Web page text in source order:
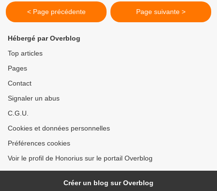
< Page précédente Page suivante >
Hébergé par Overblog
Top articles
Pages
Contact
Signaler un abus
C.G.U.
Cookies et données personnelles
Préférences cookies
Voir le profil de Honorius sur le portail Overblog
Créer un blog sur Overblog